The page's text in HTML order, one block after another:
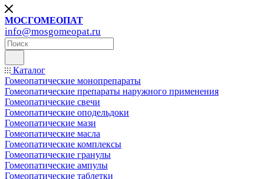
МОСГОМЕОПАТ
info@mosgomeopat.ru
Каталог
Гомеопатические монопрепараты
Гомеопатические препараты наружного применения
Гомеопатические свечи
Гомеопатические оподельдоки
Гомеопатические мази
Гомеопатические масла
Гомеопатические комплексы
Гомеопатические гранулы
Гомеопатические ампулы
Гомеопатические таблетки